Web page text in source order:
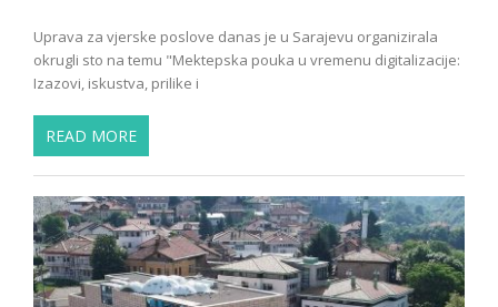
Uprava za vjerske poslove danas je u Sarajevu organizirala
okrugli sto na temu "Mektepska pouka u vremenu digitalizacije:
Izazovi, iskustva, prilike i
READ MORE